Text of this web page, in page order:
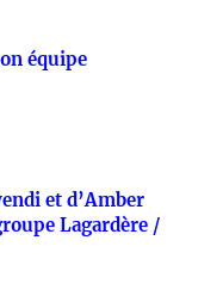
équipe
et d’Amber
Lagardère /